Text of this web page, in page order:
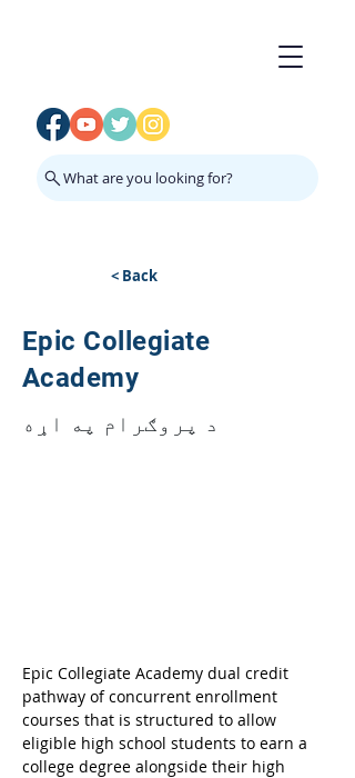
What are you looking for?
< Back
Epic Collegiate
Academy
د پروګرام په اړه
Epic Collegiate Academy dual credit
pathway of concurrent enrollment
courses that is structured to allow
eligible high school students to earn a
college degree alongside their high